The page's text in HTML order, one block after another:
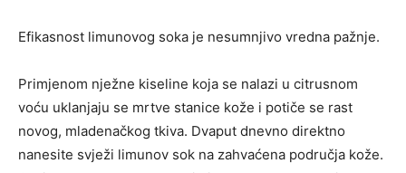
Efikasnost limunovog soka je nesumnjivo vredna pažnje.
Primjenom nježne kiseline koja se nalazi u citrusnom
voću uklanjaju se mrtve stanice kože i potiče se rast
novog, mladenačkog tkiva. Dvaput dnevno direktno
nanesite svježi limunov sok na zahvaćena područja kože.